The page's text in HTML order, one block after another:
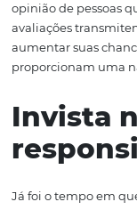
esteja bem
pesquisa.
dar as respostas
palavras-chave
la você não está
até chegar ao